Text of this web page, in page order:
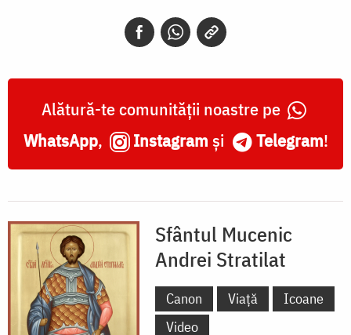
Alătură-te comunității noastre pe
WhatsApp, Instagram și Telegram!
Sfântul Mucenic
Andrei Stratilat
Canon Viață
Icoane
Video